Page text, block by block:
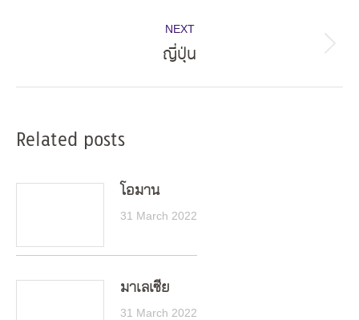
NEXT
Next
ญี่ปุ่น
Related posts
โอมาน
31 March 2022
มาเลเซีย
31 March 2022